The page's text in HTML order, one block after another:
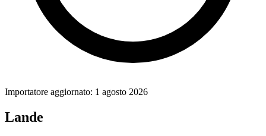
Importatore aggiornato: 1 agosto 2026
Lande